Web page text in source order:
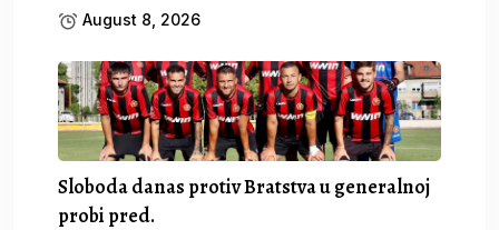
August 8, 2026
Sloboda danas protiv Bratstva u generalnoj
probi pred.